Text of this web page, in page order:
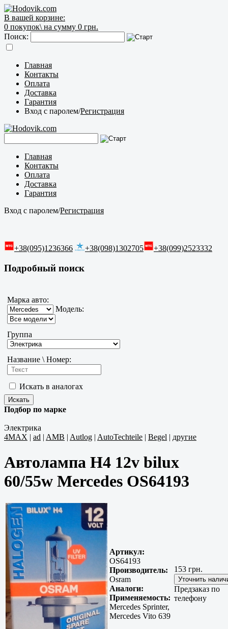
В вашей корзине:
0 покупок\ на сумму 0 грн.
Поиск:
Главная
Контакты
Оплата
Доставка
Гарантия
Вход с паролем/Регистрация
Главная
Контакты
Оплата
Доставка
Гарантия
Вход с паролем/Регистрация
+38(095)1236366 +38(098)1302705 +38(099)2523332
Подробный поиск
Марка авто:
Модель:
Группа
Название \ Номер:
Искать в аналогах
Подбор по марке
Электрика
4MAX | ad | AMB | Autlog | AutoTechteile | Begel | другие
Автолампа H4 12v bilux
60/55w Mercedes OS64193
Артикул:
OS64193
Производитель:
Osram
Аналоги:
Применяемость:
Mercedes Sprinter,
Mercedes Vito 639
153 грн.
Предзаказ по
телефону